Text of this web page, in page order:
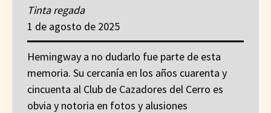
Tinta regada
1 de agosto de 2025
Hemingway a no dudarlo fue parte de esta
memoria. Su cercanía en los años cuarenta y
cincuenta al Club de Cazadores del Cerro es
obvia y notoria en fotos y alusiones